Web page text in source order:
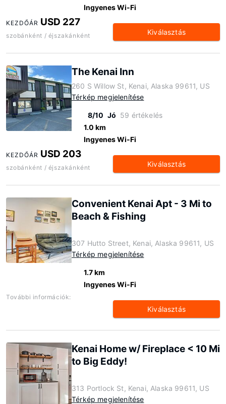
Ingyenes Wi-Fi
KEZDŐÁR USD 227
szobánként / éjszakánként Kiválasztás
The Kenai Inn
260 S Willow St, Kenai, Alaska 99611, US
Térkép megjelenítése
8/10 Jó 59 értékelés
1.0 km
Ingyenes Wi-Fi
KEZDŐÁR USD 203
szobánként / éjszakánként Kiválasztás
Convenient Kenai Apt - 3 Mi to
Beach & Fishing
307 Hutto Street, Kenai, Alaska 99611, US
Térkép megjelenítése
1.7 km
Ingyenes Wi-Fi
További információk:
Kiválasztás
Kenai Home w/ Fireplace < 10 Mi
to Big Eddy!
313 Portlock St, Kenai, Alaska 99611, US
Térkép megjelenítése